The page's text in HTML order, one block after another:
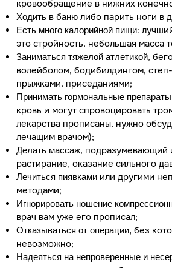
кровообращение в нижних
Ходить в баню либо парить ноги в
Есть много калорийной пищи:
это стройность, небольшая масса
Заниматься тяжелой атлетикой,
волейболом, бодибилдингом,
прыжками, приседаниями;
Принимать гормональные препараты
кровь и могут спровоцировать
лекарства прописаны, нужно
лечащим врачом);
Делать массаж, подразумевающий
растирание, оказание сильного
Лечиться пиявками или другими
методами;
Игнорировать ношение
врач вам уже его прописал;
Отказываться от операции,без
невозможно;
Надеяться на непроверенные и